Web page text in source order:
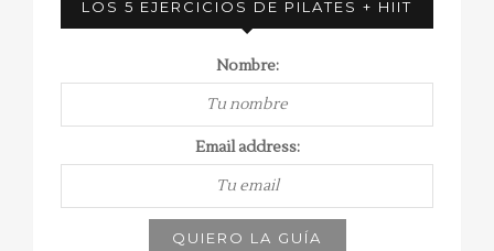
LOS 5 EJERCICIOS DE PILATES + HIIT
Nombre:
Email address: